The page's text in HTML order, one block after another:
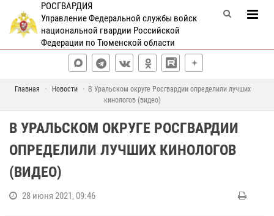
РОСГВАРДИЯ
Управление Федеральной службы войск
национальной гвардии Российской
Федерации по Тюменской области
Главная Новости
В Уральском округе Росгвардии определили лучших
кинологов (видео)
В УРАЛЬСКОМ ОКРУГЕ РОСГВАРДИИ
ОПРЕДЕЛИЛИ ЛУЧШИХ КИНОЛОГОВ
(ВИДЕО)
28 июня 2021, 09:46